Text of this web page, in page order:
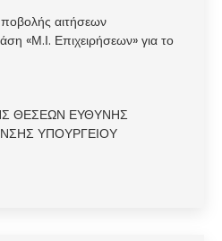
αιτήσεων
«Μ.Ι. Επιχειρήσεων» για το
ΘΕΣΕΩΝ ΕΥΘΥΝΗΣ
ΥΠΟΥΡΓΕΙΟΥ